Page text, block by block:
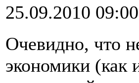
25.09.2010 09:00
Очевидно, что
экономики (как